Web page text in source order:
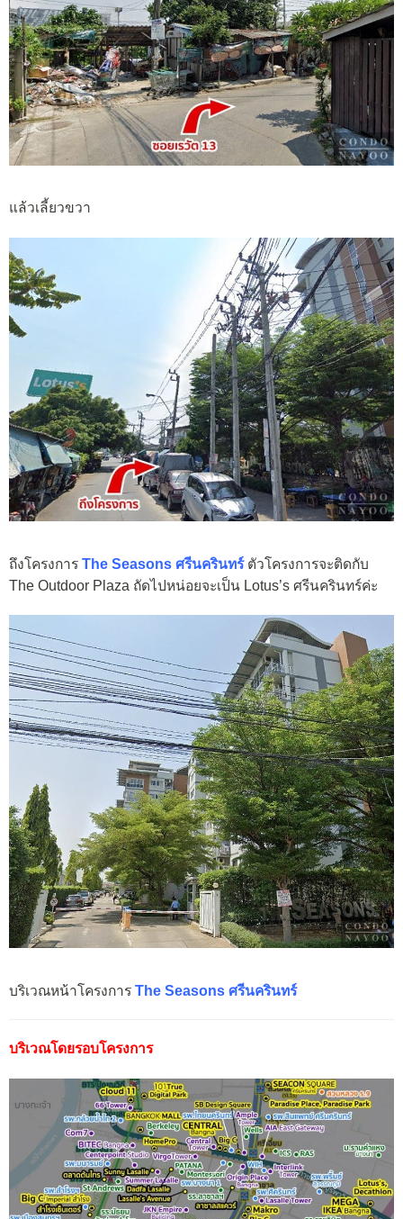
แล้วเลี้ยวขวา
ถึงโครงการ The Seasons ศรีนครินทร์ตัวโครงการจะติดกับ
The Outdoor Plaza ถัดไปหน่อยจะเป็น Lotus’s ศรีนครินทร์ค่ะ
บริเวณหน้าโครงการ The Seasons ศรีนครินทร์
บริเวณโดยรอบโครงการ